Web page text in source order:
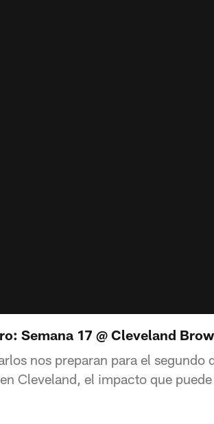
Semana 17 @ Cleveland
nos preparan para el segundo
Cleveland, el impacto que